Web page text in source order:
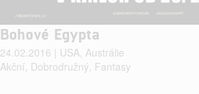
Bohové Egypta
24.02.2016 | USA, Austrálie
Akční, Dobrodružný, Fantasy